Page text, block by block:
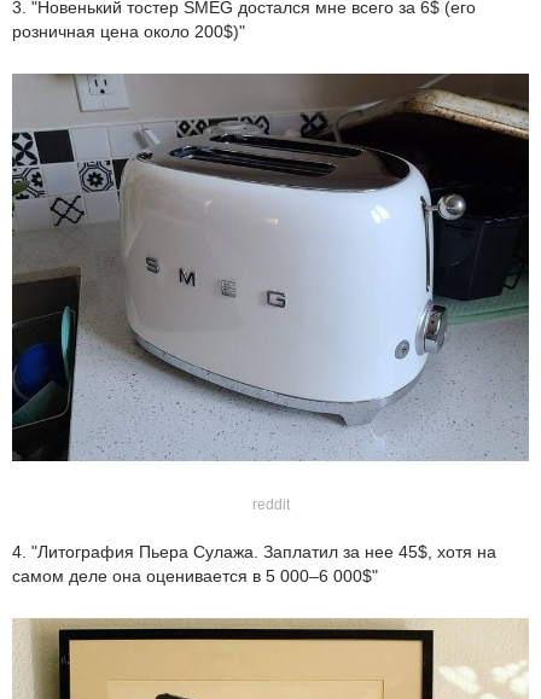
3. "Новенький тостер SMEG достался мне всего за 6$ (его
розничная цена около 200$)"
reddit
4. "Литография Пьера Сулажа. Заплатил за нее 45$, хотя на
самом деле она оценивается в 5 000–6 000$"